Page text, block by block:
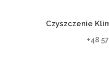
Czyszczenie
+48